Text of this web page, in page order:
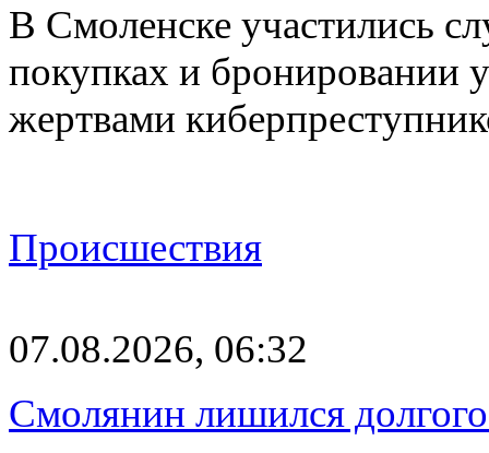
В Смоленске участились
покупках и бронировании
жертвами
Происшествия
07.08.2026, 06:32
Смолянин лишился